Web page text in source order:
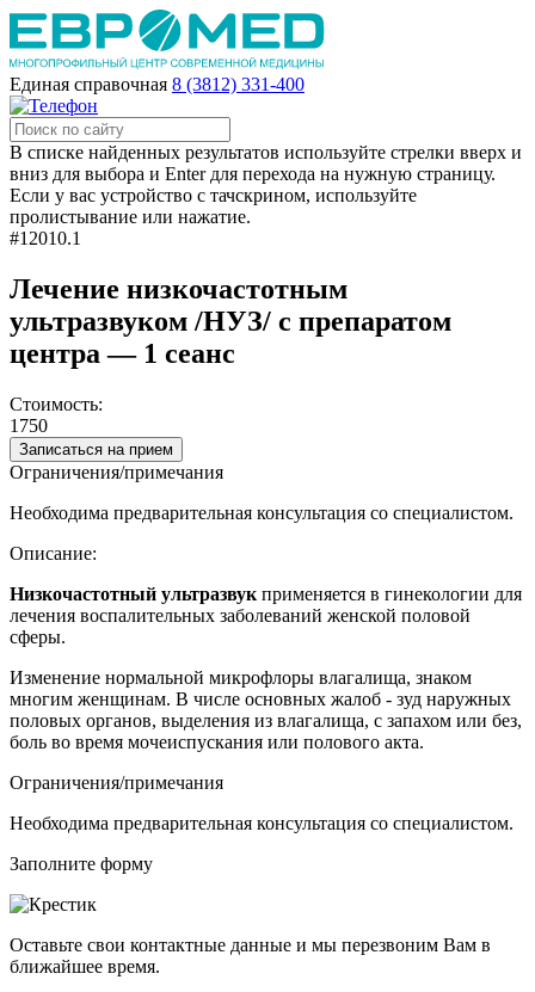
Единая справочная 8 (3812) 331-400
В списке найденных результатов используйте стрелки вверх и
вниз для выбора и Enter для перехода на нужную страницу.
Если у вас устройство с тачскрином, используйте
пролистывание или нажатие.
#12010.1
Лечение низкочастотным
ультразвуком /НУЗ/ с препаратом
центра — 1 сеанс
Стоимость:
1750
Записаться на прием
Ограничения/примечания
Необходима предварительная консультация со специалистом.
Описание:
Низкочастотный ультразвук применяется в гинекологии для
лечения воспалительных заболеваний женской половой
сферы.
Изменение нормальной микрофлоры влагалища, знаком
многим женщинам. В числе основных жалоб - зуд наружных
половых органов, выделения из влагалища, с запахом или без,
боль во время мочеиспускания или полового акта.
Ограничения/примечания
Необходима предварительная консультация со специалистом.
Заполните форму
Оставьте свои контактные данные и мы перезвоним Вам в
ближайшее время.